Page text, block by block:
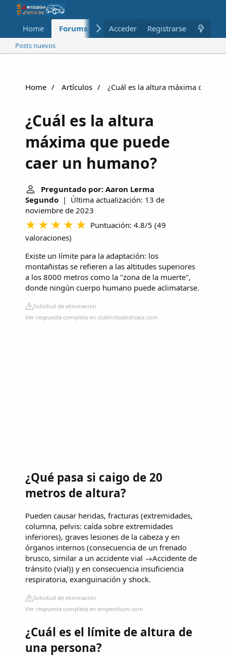
Home Forums Nuevo Miembros
Acceder Registrarse
Posts nuevos
Home Artículos ¿Cuál es la altura máxima que
¿Cuál es la altura
máxima que puede
caer un humano?
Preguntado por: Aaron Lerma
Segundo | Última actualización: 13 de
noviembre de 2023
Puntuación: 4.8/5 (49
valoraciones)
Existe un límite para la adaptación: los
montañistas se refieren a las altitudes superiores
a los 8000 metros como la "zona de la muerte",
donde ningún cuerpo humano puede aclimatarse.
Solicitud de eliminación
Ver respuesta completa en clubmitsubishiasx.com
¿Qué pasa si caigo de 20
metros de altura?
Pueden causar heridas, fracturas (extremidades,
columna, pelvis: caída sobre extremidades
inferiores), graves lesiones de la cabeza y en
órganos internos (consecuencia de un frenado
brusco, similar a un accidente vial →Accidente de
tránsito (vial)) y en consecuencia insuficiencia
respiratoria, exanguinación y shock.
Solicitud de eliminación
Ver respuesta completa en empendium.com
¿Cuál es el límite de altura de
una persona?